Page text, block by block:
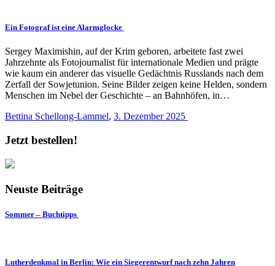
Ein Fotograf ist eine Alarmglocke
Sergey Maximishin, auf der Krim geboren, arbeitete fast zwei
Jahrzehnte als Fotojournalist für internationale Medien und prägte
wie kaum ein anderer das visuelle Gedächtnis Russlands nach dem
Zerfall der Sowjetunion. Seine Bilder zeigen keine Helden, sondern
Menschen im Nebel der Geschichte – an Bahnhöfen, in…
Bettina Schellong-Lammel, 3. Dezember 2025
Jetzt bestellen!
Neuste Beiträge
Sommer – Buchtipps
Lutherdenkmal in Berlin: Wie ein Siegerentwurf nach zehn Jahren